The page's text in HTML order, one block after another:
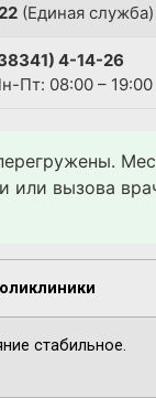
(Единая служба)
4-14-26
Пт: 08:00 – 19:00
или вызова
стабильное.